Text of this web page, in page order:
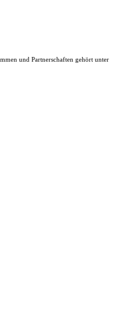
und Partnerschaften gehört unter